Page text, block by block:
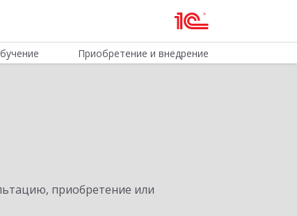
Приобретение и внедрение
приобретение или